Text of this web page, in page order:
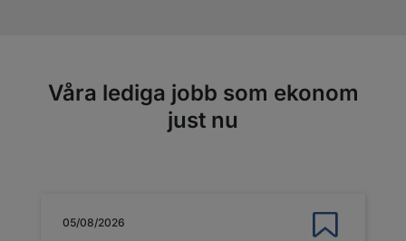
Våra lediga jobb som ekonom
just nu
05/08/2026